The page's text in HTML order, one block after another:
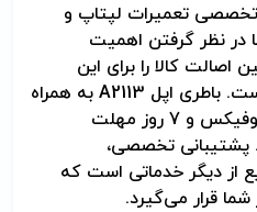
تعمیرات لپتاپ و
در نظر گرفتن اهمیت
کالا را برای این
محصول اصلی فراهم کرده است. باطری اپل A2113 به همراه
265 روز گارانتی تعویض پارتوفیکس و 7 روز مهلت
تخصصی،
از دیگر خدماتی است که
قرار می‌گیرد.